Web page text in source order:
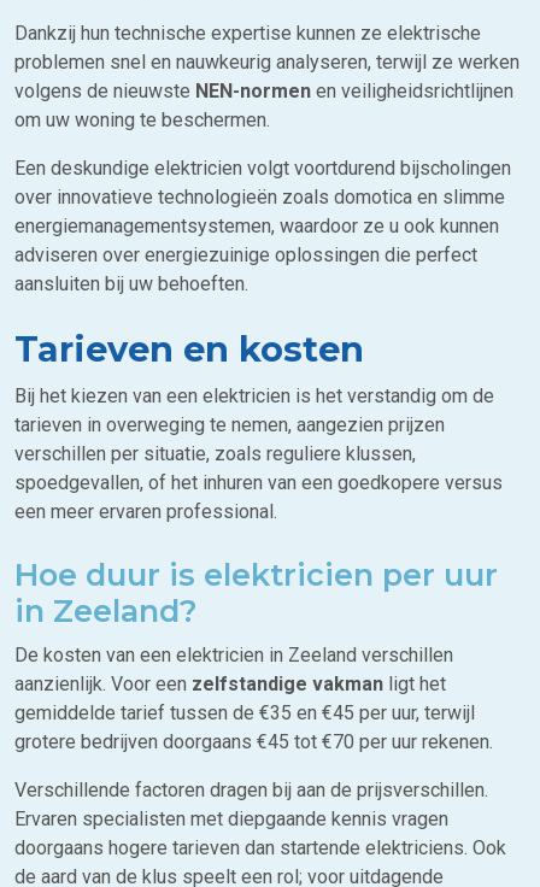
Dankzij hun technische expertise kunnen ze elektrische
problemen snel en nauwkeurig analyseren, terwijl ze werken
volgens de nieuwste NEN-normen en veiligheidsrichtlijnen
om uw woning te beschermen.
Een deskundige elektricien volgt voortdurend bijscholingen
over innovatieve technologieën zoals domotica en slimme
energiemanagementsystemen, waardoor ze u ook kunnen
adviseren over energiezuinige oplossingen die perfect
aansluiten bij uw behoeften.
Tarieven en kosten
Bij het kiezen van een elektricien is het verstandig om de
tarieven in overweging te nemen, aangezien prijzen
verschillen per situatie, zoals reguliere klussen,
spoedgevallen, of het inhuren van een goedkopere versus
een meer ervaren professional.
Hoe duur is elektricien per uur
in Zeeland?
De kosten van een elektricien in Zeeland verschillen
aanzienlijk. Voor een zelfstandige vakman ligt het
gemiddelde tarief tussen de €35 en €45 per uur, terwijl
grotere bedrijven doorgaans €45 tot €70 per uur rekenen.
Verschillende factoren dragen bij aan de prijsverschillen.
Ervaren specialisten met diepgaande kennis vragen
doorgaans hogere tarieven dan startende elektriciens. Ook
de aard van de klus speelt een rol; voor uitdagende